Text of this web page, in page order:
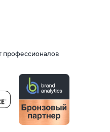
профессионалов